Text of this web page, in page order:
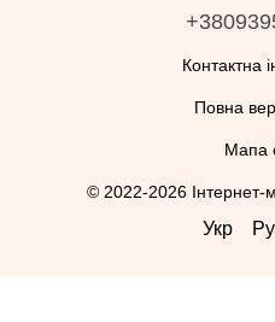
Контактна
Повна
Мапа
© 2022-2026 Інтернет-
Укр